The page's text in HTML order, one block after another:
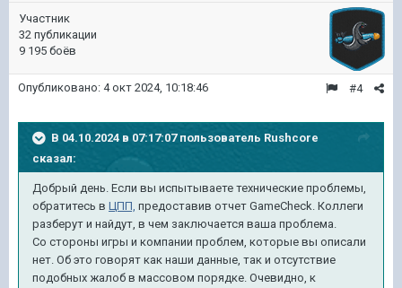
Участник
32 публикации
9 195 боёв
#4
Опубликовано: 4 окт 2024, 10:18:46
В 04.10.2024 в 07:17:07 пользователь Rushcore
сказал:
Добрый день. Если вы испытываете технические проблемы,
обратитесь в ЦПП, предоставив отчет GameCheck. Коллеги
разберут и найдут, в чем заключается ваша проблема.
Со стороны игры и компании проблем, которые вы описали
нет. Об это говорят как наши данные, так и отсутствие
подобных жалоб в массовом порядке. Очевидно, к